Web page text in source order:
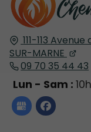
111-113
SUR-MARNE
09 70 35 44 43
Lun - Sam :